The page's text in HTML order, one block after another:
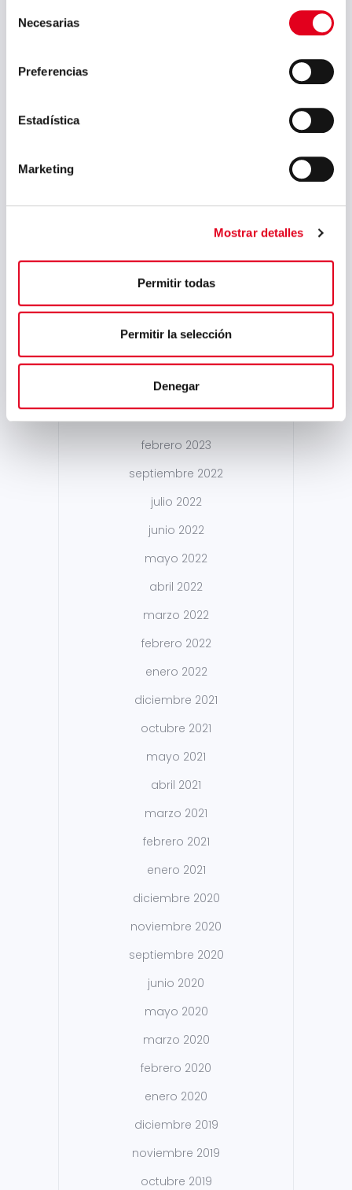
Necesarias
Preferencias
Estadística
Marketing
Mostrar detalles
Permitir todas
Permitir la selección
Denegar
noviembre 2023
agosto 2023
julio 2023
junio 2023
mayo 2023
febrero 2023
septiembre 2022
julio 2022
junio 2022
mayo 2022
abril 2022
marzo 2022
febrero 2022
enero 2022
diciembre 2021
octubre 2021
mayo 2021
abril 2021
marzo 2021
febrero 2021
enero 2021
diciembre 2020
noviembre 2020
septiembre 2020
junio 2020
mayo 2020
marzo 2020
febrero 2020
enero 2020
diciembre 2019
noviembre 2019
octubre 2019